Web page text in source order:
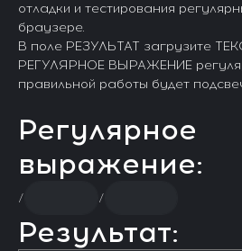
отладки и тестирования
браузере.
В поле РЕЗУЛЬТАТ загрузите
РЕГУЛЯРНОЕ ВЫРАЖЕНИЕ
правильной работы будет
Регулярное
выражение:
/ /
Результат: